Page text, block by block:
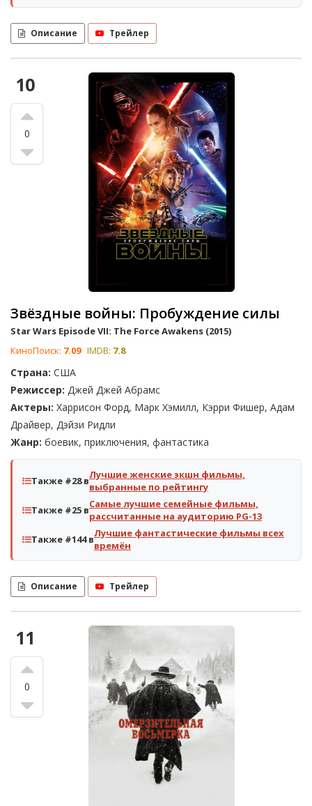
Описание Трейлер
10
0
Звёздные войны: Пробуждение силы
Star Wars Episode VII: The Force Awakens (2015)
КиноПоиск: 7.09 IMDB: 7.8
Страна: США
Режиссер: Джей Джей Абрамс
Актеры: Харрисон Форд, Марк Хэмилл, Кэрри Фишер, Адам
Драйвер, Дэйзи Ридли
Жанр: боевик, приключения, фантастика
Также #28 вЛучшие женские экшн фильмы,
выбранные по рейтингу
Также #25 вСамые лучшие семейные фильмы,
рассчитанные на аудиторию PG-13
Также #144 вЛучшие фантастические фильмы всех
времён
Описание Трейлер
11
0